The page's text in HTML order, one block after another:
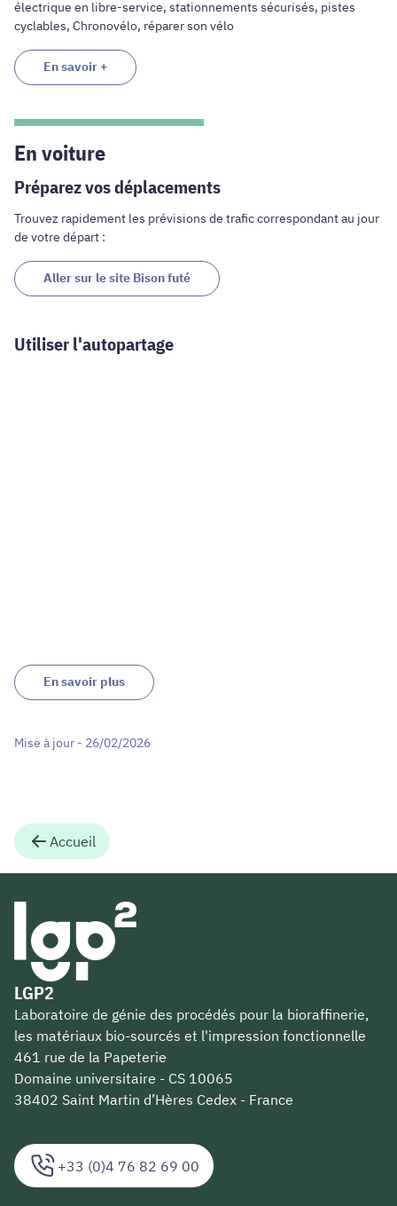
électrique en libre-service, stationnements sécurisés, pistes
cyclables, Chronovélo, réparer son vélo
En savoir +
En voiture
Préparez vos déplacements
Trouvez rapidement les prévisions de trafic correspondant au jour
de votre départ :
Aller sur le site Bison futé
Utiliser l'autopartage
En savoir plus
Mise à jour - 26/02/2026
Accueil
+33 (0)4 76 82 69 00
LGP2
Laboratoire de génie des procédés pour la bioraffinerie,
les matériaux bio-sourcés et l'impression fonctionnelle
461 rue de la Papeterie
Domaine universitaire - CS 10065
38402 Saint Martin d’Hères Cedex - France